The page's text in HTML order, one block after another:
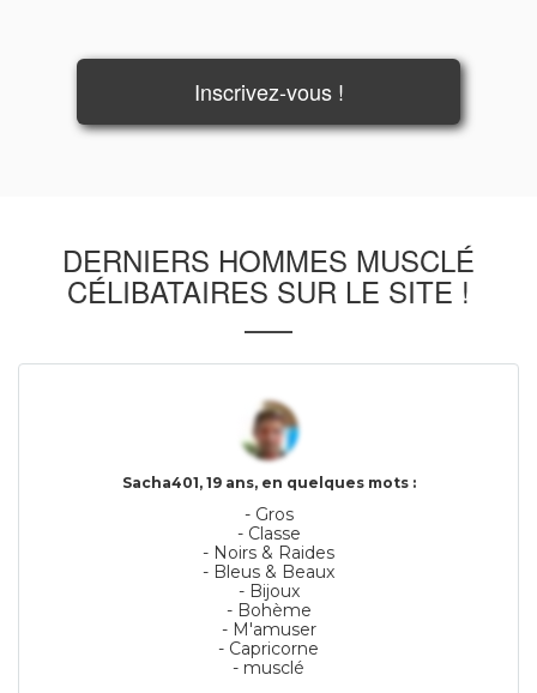
Inscrivez-vous !
DERNIERS HOMMES MUSCLÉ
CÉLIBATAIRES SUR LE SITE !
Sacha401, 19 ans, en quelques mots :
- Gros
- Classe
- Noirs & Raides
- Bleus & Beaux
- Bijoux
- Bohème
- M'amuser
- Capricorne
- musclé